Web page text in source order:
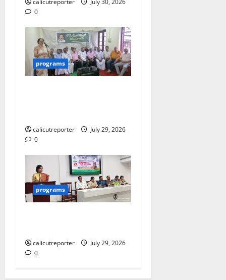
calicutreporter
July 30, 2026
0
programs
calicutreporter
July 29, 2026
0
programs
calicutreporter
July 29, 2026
0